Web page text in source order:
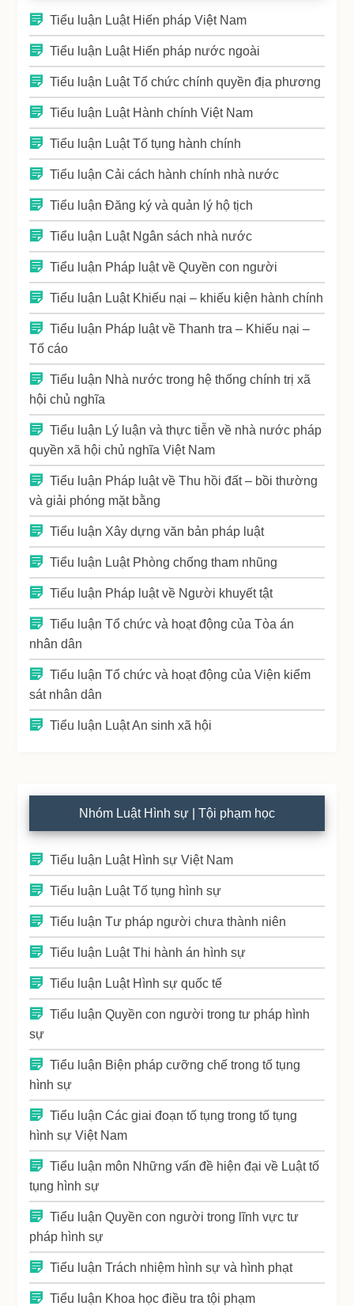
Tiểu luận Luật Hiến pháp Việt Nam
Tiểu luận Luật Hiến pháp nước ngoài
Tiểu luận Luật Tổ chức chính quyền địa phương
Tiểu luận Luật Hành chính Việt Nam
Tiểu luận Luật Tố tụng hành chính
Tiểu luận Cải cách hành chính nhà nước
Tiểu luận Đăng ký và quản lý hộ tịch
Tiểu luận Luật Ngân sách nhà nước
Tiểu luận Pháp luật về Quyền con người
Tiểu luận Luật Khiếu nại – khiếu kiện hành chính
Tiểu luận Pháp luật về Thanh tra – Khiếu nại –
Tố cáo
Tiểu luận Nhà nước trong hệ thống chính trị xã
hội chủ nghĩa
Tiểu luận Lý luận và thực tiễn về nhà nước pháp
quyền xã hội chủ nghĩa Việt Nam
Tiểu luận Pháp luật về Thu hồi đất – bồi thường
và giải phóng mặt bằng
Tiểu luận Xây dựng văn bản pháp luật
Tiểu luận Luật Phòng chống tham nhũng
Tiểu luận Pháp luật về Người khuyết tật
Tiểu luận Tổ chức và hoạt động của Tòa án
nhân dân
Tiểu luận Tổ chức và hoạt động của Viện kiểm
sát nhân dân
Tiểu luận Luật An sinh xã hội
Nhóm Luật Hình sự | Tội phạm học
Tiểu luận Luật Hình sự Việt Nam
Tiểu luận Luật Tố tụng hình sự
Tiểu luận Tư pháp người chưa thành niên
Tiểu luận Luật Thi hành án hình sự
Tiểu luận Luật Hình sự quốc tế
Tiểu luận Quyền con người trong tư pháp hình
sự
Tiểu luận Biện pháp cưỡng chế trong tố tụng
hình sự
Tiểu luận Các giai đoạn tố tụng trong tố tụng
hình sự Việt Nam
Tiểu luận môn Những vấn đề hiện đại về Luật tố
tụng hình sự
Tiểu luận Quyền con người trong lĩnh vực tư
pháp hình sự
Tiểu luận Trách nhiệm hình sự và hình phạt
Tiểu luận Khoa học điều tra tội phạm